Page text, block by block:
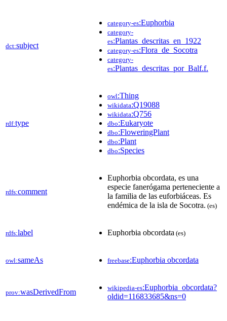
dct:subject
category-es:Euphorbia
category-
es:Plantas_descritas_en_1922
category-es:Flora_de_Socotra
category-
es:Plantas_descritas_por_Balf.f.
rdf:type
owl:Thing
wikidata:Q19088
wikidata:Q756
dbo:Eukaryote
dbo:FloweringPlant
dbo:Plant
dbo:Species
rdfs:comment
Euphorbia obcordata, es una
especie fanerógama perteneciente a
la familia de las euforbiáceas. Es
endémica de la isla de Socotra. (es)
rdfs:label Euphorbia obcordata (es)
owl:sameAs freebase:Euphorbia obcordata
prov:wasDerivedFrom wikipedia-es:Euphorbia_obcordata?
oldid=116833685&ns=0